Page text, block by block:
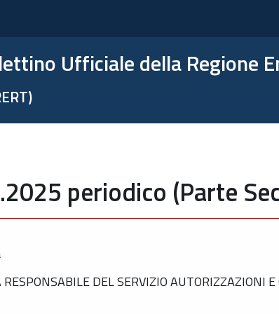
Ufficiale della Regione
periodico (Parte
DEL SERVIZIO AUTORIZZAZIONI